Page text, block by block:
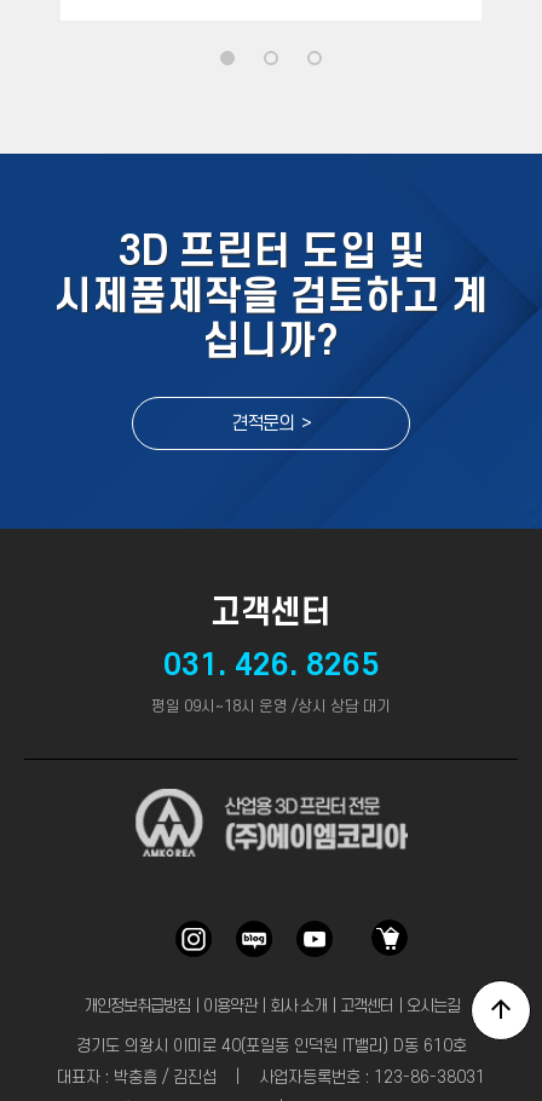
3D 프린터 도입 및
시제품제작을 검토하고 계
십니까?
견적문의 >
고객센터
031. 426. 8265
평일 09시~18시 운영 /상시 상담 대기
개인정보취급방침｜ 이용약관｜ 회사 소개 고객센터 오시는길
경기도 의왕시 이미로 40(포일동 인덕원 IT밸리) D동 610호
대표자 : 박충흠 / 김진섭 | 사업자등록번호 : 123-86-38031